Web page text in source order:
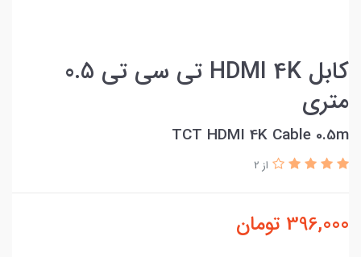
کابل HDMI 4K تی سی تی 0.5
متری
TCT HDMI 4K Cable 0.5m
از 2
396,000 تومان